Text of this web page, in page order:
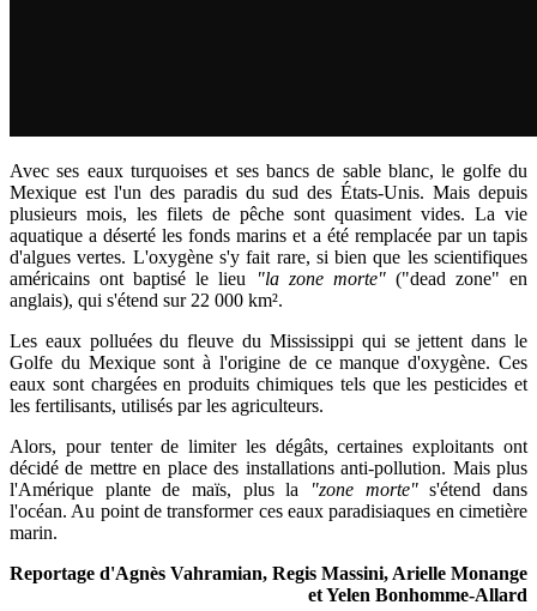
Avec ses eaux turquoises et ses bancs de sable blanc, le golfe du
Mexique est l'un des paradis du sud desÉtats-Unis. Mais depuis
plusieurs mois, les filets de pêche sont quasiment vides. La vie
aquatique a déserté les fonds marins et a été remplacée par un tapis
d'algues vertes. L'oxygène s'y fait rare, si bien que les scientifiques
américains ont baptisé le lieu
"la zone morte"("dead zone" en
anglais), qui s'étend sur 22 000 km².
Les eaux polluées du fleuve du Mississippi qui se jettent dans le
Golfe du Mexique sont à l'origine de ce manque d'oxygène.Ces
eaux sont chargées en produits chimiques tels que les pesticides et
les fertilisants, utilisés par les agriculteurs.
Alors, pour tenter de limiter les dégâts, certaines exploitants ont
décidé de mettre en place des installations anti-pollution. Mais plus
l'Amérique plante de maïs, plus la
"zone morte"s'étend dans
l'océan. Au point de transformer ces eaux paradisiaques en cimetière
marin.
Reportage d'Agnès Vahramian, Regis Massini, Arielle Monange
et Yelen Bonhomme-Allard